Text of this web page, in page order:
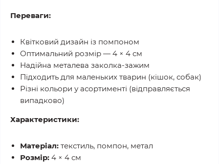
Переваги:
Квітковий дизайн із помпоном
Оптимальний розмір — 4 × 4 см
Надійна металева заколка-зажим
Підходить для маленьких тварин (кішок, собак)
Різні кольори у асортименті (відправляється
випадково)
Характеристики:
Матеріал: текстиль, помпон, метал
Розмір: 4 × 4 см